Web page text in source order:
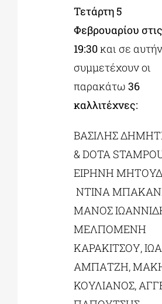
Τετάρτη 5
Φεβρουαρίου στις
19:30και σε αυτήν
συμμετέχουν οι
παρακάτω 36
καλλιτέχνες:
ΒΑΣΙΛΗΣ
& DOTA
ΕΙΡΗΝΗ
ΝΤΙΝΑ
ΜΑΝΟΣ
ΜΕΛΠΟΜΕΝΗ
ΚΑΡΑΚΙΤΣΟΥ,
ΑΜΠΑΤΖΗ,
ΚΟΥΛΙΑΝΟΣ,